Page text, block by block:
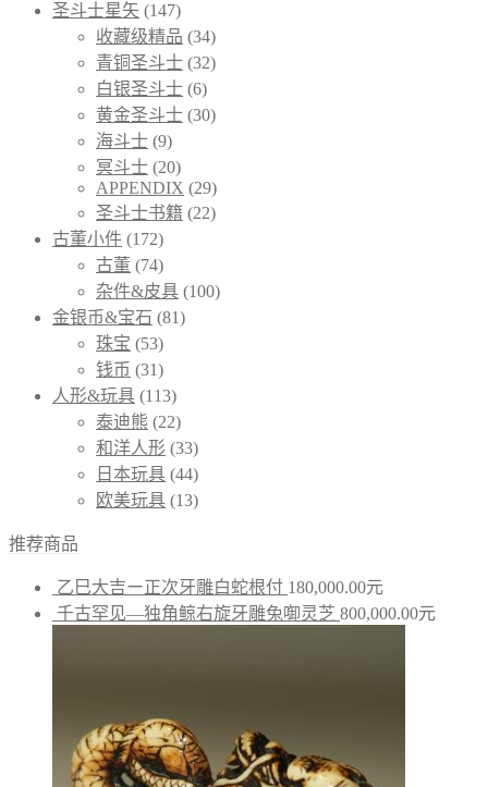
圣斗士星矢 (147)
收藏级精品 (34)
青铜圣斗士 (32)
白银圣斗士 (6)
黄金圣斗士 (30)
海斗士 (9)
冥斗士 (20)
APPENDIX (29)
圣斗士书籍 (22)
古董小件 (172)
古董 (74)
杂件&皮具 (100)
金银币&宝石 (81)
珠宝 (53)
钱币 (31)
人形&玩具 (113)
泰迪熊 (22)
和洋人形 (33)
日本玩具 (44)
欧美玩具 (13)
推荐商品
乙巳大吉ー正次牙雕白蛇根付 180,000.00元
千古罕见—独角鲸右旋牙雕兔啣灵芝 800,000.00元